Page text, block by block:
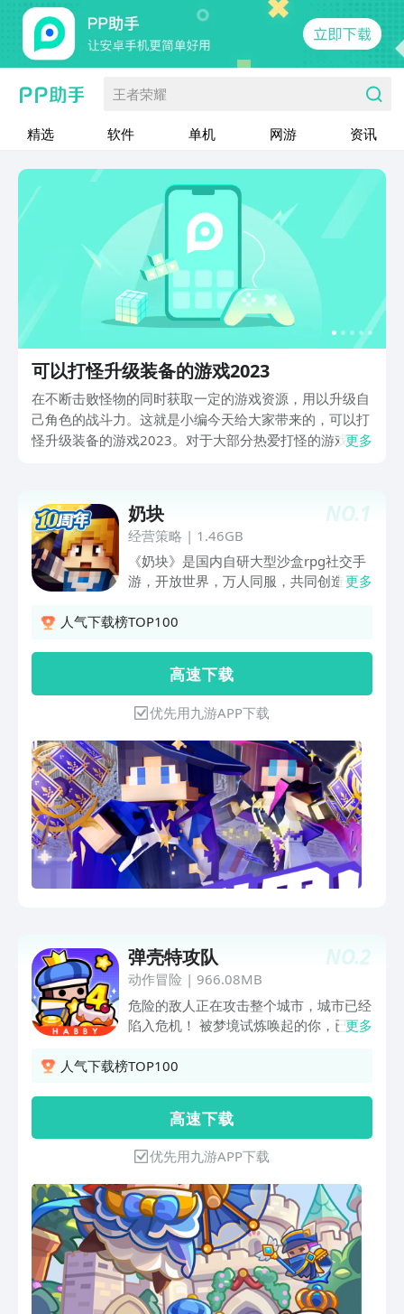
王者荣耀
精选 软件 单机 网游 资讯
可以打怪升级装备的游戏2023
在不断击败怪物的同时获取一定的游戏资源，用以升级自
己角色的战斗力。这就是小编今天给大家带来的，可以打
怪升级装备的游戏2023。对于大部分热爱打怪的游戏玩
的游戏玩法。
更多
NO.1
奶块
经营策略 | 1.46GB
《奶块》是国内自研大型沙盒rpg社交手
游，开放世界，万人同服，共同创造个性
各种有意思的玩具，更能随心所欲建造一
造：天上、地上、地下，整个游戏世界可
被你任意改变 * 超大地图：近3000平方
公里广阔地图，350+高度，广阔天地，
自由翱翔! * 多维世界：暮色森林、炽热
大陆、极寒之境...
更多
人气下载榜TOP100
高 速 下 载
优先用九游APP下载
NO.2
弹壳特攻队
动作冒险 | 966.08MB
危险的敌人正在攻击整个城市，城市已经
陷入危机！ 被梦境试炼唤起的你，已经
刻，想尽办法，生存下去吧！
更多
人气下载榜TOP100
高 速 下 载
优先用九游APP下载